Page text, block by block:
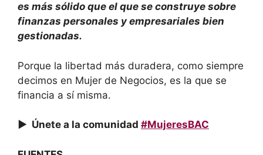
es más sólido que el que se construye sobre
finanzas personales y empresariales bien
gestionadas.
Porque la libertad más duradera, como siempre
decimos en Mujer de Negocios, es la que se
financia a sí misma.
► Únete a la comunidad #MujeresBAC